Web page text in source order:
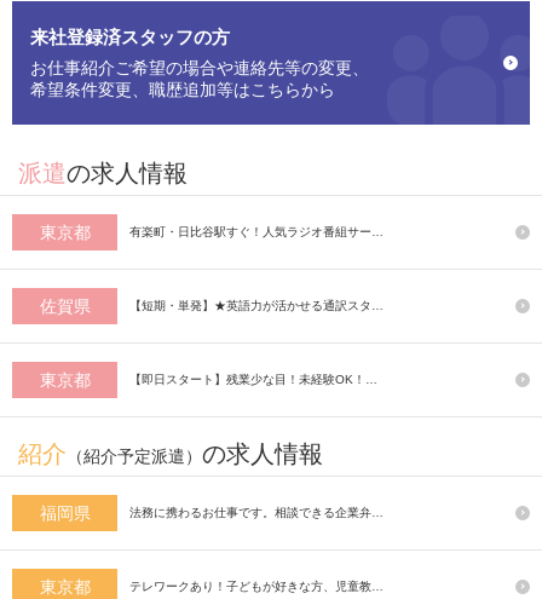
来社登録済スタッフの方
お仕事紹介ご希望の場合や連絡先等の変更、
希望条件変更、職歴追加等はこちらから
派遣の求人情報
東京都 有楽町・日比谷駅すぐ！人気ラジオ番組サー…
佐賀県 【短期・単発】★英語力が活かせる通訳スタ…
東京都 【即日スタート】残業少な目！未経験OK！…
紹介 （紹介予定派遣） の求人情報
福岡県 法務に携わるお仕事です。相談できる企業弁…
東京都 テレワークあり！子どもが好きな方、児童教…